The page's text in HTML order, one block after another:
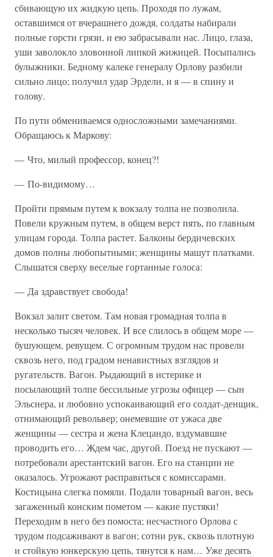
сбивающую их жидкую цепь. Проходя по лужам,
оставшимся от вчерашнего дождя, солдаты набирали
полные горсти грязи, и ею забрасывали нас. Лицо, глаза,
уши заволокло зловонной липкой жижицей. Посыпались
булыжники. Бедному калеке генералу Орлову разбили
сильно лицо; получил удар Эрдели, и я — в спину и
голову.
По пути обмениваемся односложными замечаниями.
Обращаюсь к Маркову:
— Что, милый профессор, конец?!
— По-видимому…
Пройти прямым путем к вокзалу толпа не позволила.
Повели кружным путем, в общем верст пять, по главным
улицам города. Толпа растет. Балконы бердичевских
домов полны любопытными; женщины машут платками.
Слышатся сверху веселые гортанные голоса:
— Да здравствует свобода!
Вокзал залит светом. Там новая громадная толпа в
несколько тысяч человек. И все слилось в общем море —
бушующем, ревущем. С огромным трудом нас провели
сквозь него, под градом ненавистных взглядов и
ругательств. Вагон. Рыдающий в истерике и
посылающий толпе бессильные угрозы офицер — сын
Эльснера, и любовно успокаивающий его солдат-денщик,
отнимающий револьвер; онемевшие от ужаса две
женщины — сестра и жена Клецандо, вздумавшие
проводить его… Ждем час, другой. Поезд не пускают —
потребовали арестантский вагон. Его на станции не
оказалось. Угрожают расправиться с комиссарами.
Костицына слегка помяли. Подали товарный вагон, весь
загаженный конским пометом — какие пустяки!
Переходим в него без помоста; несчастного Орлова с
трудом подсаживают в вагон; сотни рук, сквозь плотную
и стойкую юнкерскую цепь, тянутся к нам… Уже десять